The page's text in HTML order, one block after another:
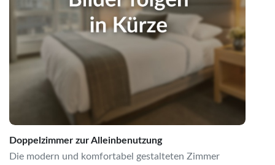
Doppelzimmer zur Alleinbenutzung
Die modern und komfortabel gestalteten Zimmer